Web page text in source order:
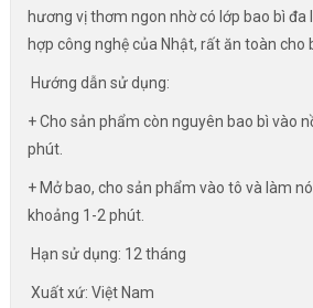
hương vị thơm ngon nhờ có lớp bao bì đa
hợp công nghệ của Nhật, rất ăn toàn cho
️ Hướng dẫn sử dụng:
+ Cho sản phẩm còn nguyên bao bì vào
phút.
+ Mở bao, cho sản phẩm vào tô và làm
khoảng 1-2 phút.
️ Hạn sử dụng: 12 tháng
️ Xuất xứ: Việt Nam